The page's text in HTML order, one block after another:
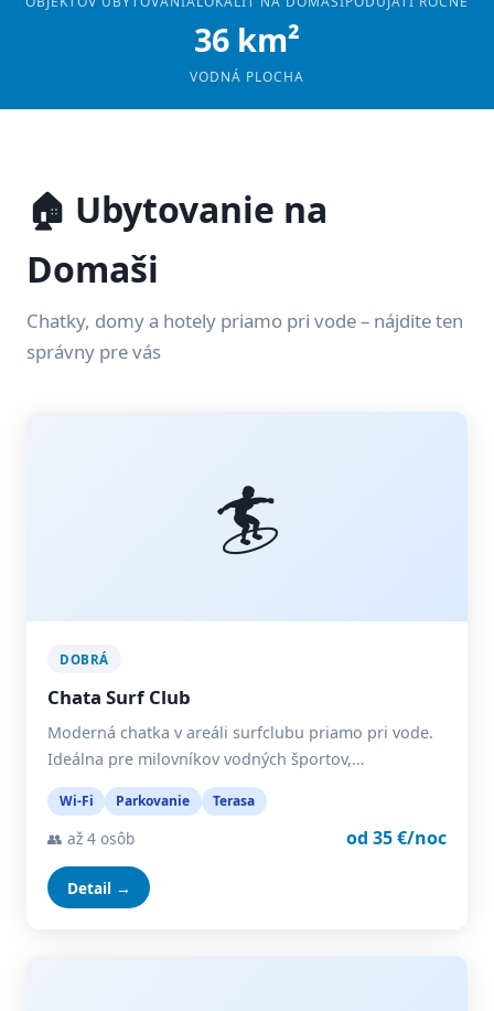
36 km²
VODNÁ PLOCHA
🏠 Ubytovanie na
Domaši
Chatky, domy a hotely priamo pri vode – nájdite ten
správny pre vás
🏄
DOBRÁ
Chata Surf Club
Moderná chatka v areáli surfclubu priamo pri vode.
Ideálna pre milovníkov vodných športov,…
Wi-Fi Parkovanie Terasa
👥 až 4 osôb od 35 €/noc
Detail →